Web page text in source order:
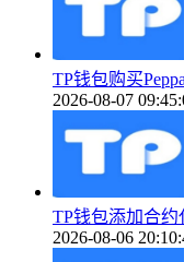
TP钱包购买
2026-08-07
TP钱包添加合
2026-08-06